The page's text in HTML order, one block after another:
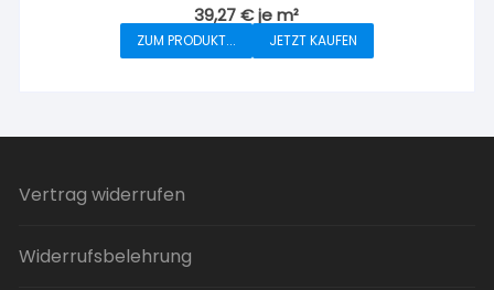
39,27€jem²
ZUM PRODUKT... JETZT KAUFEN
Vertrag widerrufen
Widerrufsbelehrung